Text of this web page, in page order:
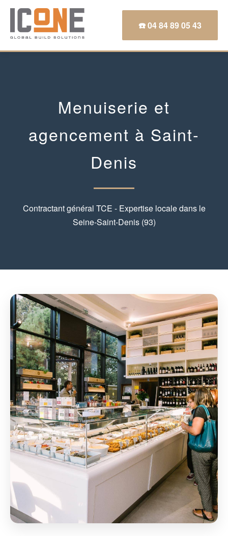
☎️ 04 84 89 05 43
Menuiserie et
agencement à Saint-
Denis
Contractant général TCE - Expertise locale dans le
Seine-Saint-Denis (93)